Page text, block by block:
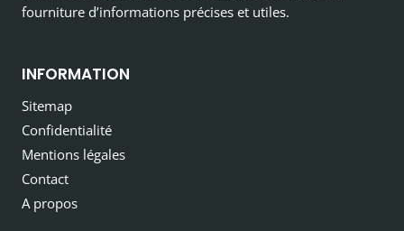
fourniture d’informations précises et utiles.
INFORMATION
Sitemap
Confidentialité
Mentions légales
Contact
A propos